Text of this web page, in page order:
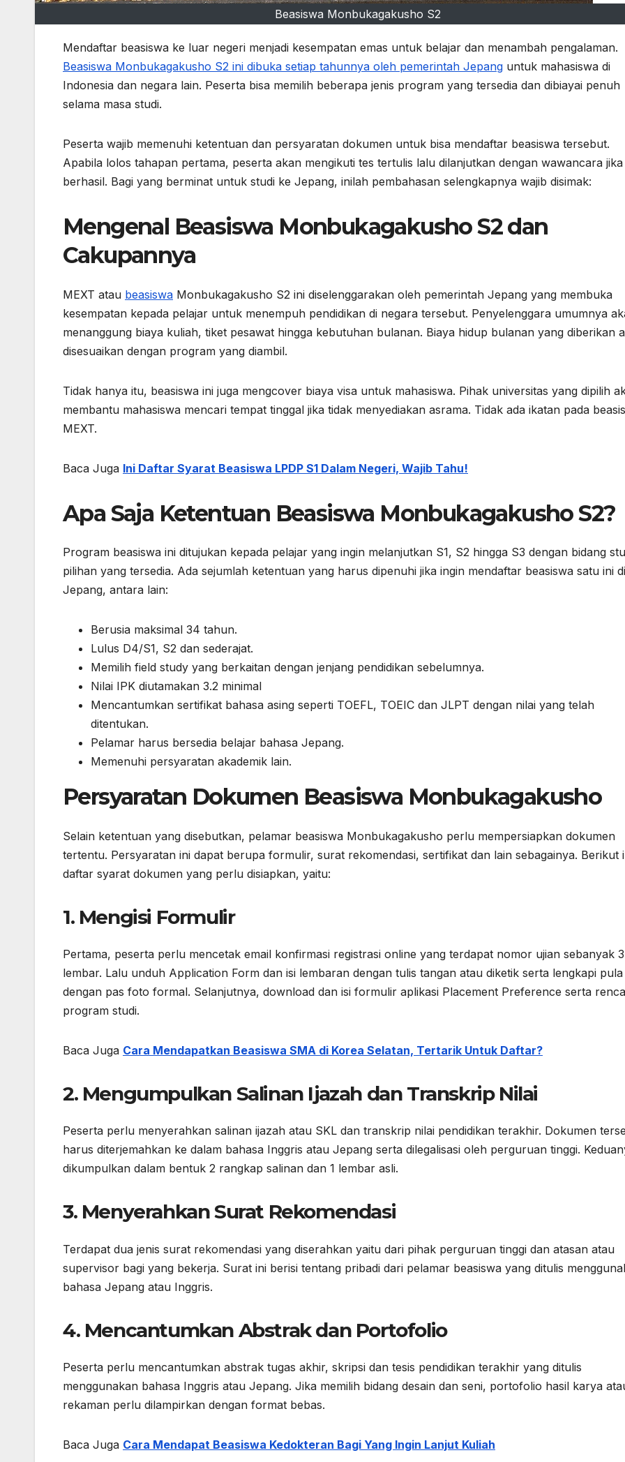
Beasiswa Monbukagakusho S2
Mendaftar beasiswa ke luar negeri menjadi kesempatan emas untuk belajar dan menambah pengalaman.
Beasiswa Monbukagakusho S2 ini dibuka setiap tahunnya oleh pemerintah Jepang untuk mahasiswa di
Indonesia dan negara lain. Peserta bisa memilih beberapa jenis program yang tersedia dan dibiayai penuh
selama masa studi.
Peserta wajib memenuhi ketentuan dan persyaratan dokumen untuk bisa mendaftar beasiswa tersebut.
Apabila lolos tahapan pertama, peserta akan mengikuti tes tertulis lalu dilanjutkan dengan wawancara jika
berhasil. Bagi yang berminat untuk studi ke Jepang, inilah pembahasan selengkapnya wajib disimak:
Mengenal Beasiswa Monbukagakusho S2 dan
Cakupannya
MEXT atau beasiswa Monbukagakusho S2 ini diselenggarakan oleh pemerintah Jepang yang membuka
kesempatan kepada pelajar untuk menempuh pendidikan di negara tersebut. Penyelenggara umumnya
menanggung biaya kuliah, tiket pesawat hingga kebutuhan bulanan. Biaya hidup bulanan yang diberikan
disesuaikan dengan program yang diambil.
Tidak hanya itu, beasiswa ini juga mengcover biaya visa untuk mahasiswa. Pihak universitas yang dipilih
membantu mahasiswa mencari tempat tinggal jika tidak menyediakan asrama. Tidak ada ikatan pada
MEXT.
Baca Juga Ini Daftar Syarat Beasiswa LPDP S1 Dalam Negeri, Wajib Tahu!
Apa Saja Ketentuan Beasiswa Monbukagakusho S2?
Program beasiswa ini ditujukan kepada pelajar yang ingin melanjutkan S1, S2 hingga S3 dengan bidang
pilihan yang tersedia. Ada sejumlah ketentuan yang harus dipenuhi jika ingin mendaftar beasiswa satu ini di
Jepang, antara lain:
Berusia maksimal 34 tahun.
Lulus D4/S1, S2 dan sederajat.
Memilih field study yang berkaitan dengan jenjang pendidikan sebelumnya.
Nilai IPK diutamakan 3.2 minimal
Mencantumkan sertifikat bahasa asing seperti TOEFL, TOEIC dan JLPT dengan nilai yang telah
ditentukan.
Pelamar harus bersedia belajar bahasa Jepang.
Memenuhi persyaratan akademik lain.
Persyaratan Dokumen Beasiswa Monbukagakusho
Selain ketentuan yang disebutkan, pelamar beasiswa Monbukagakusho perlu mempersiapkan dokumen
tertentu. Persyaratan ini dapat berupa formulir, surat rekomendasi, sertifikat dan lain sebagainya. Berikut
daftar syarat dokumen yang perlu disiapkan, yaitu:
1. Mengisi Formulir
Pertama, peserta perlu mencetak email konfirmasi registrasi online yang terdapat nomor ujian sebanyak 3
lembar. Lalu unduh Application Form dan isi lembaran dengan tulis tangan atau diketik serta lengkapi pula
dengan pas foto formal. Selanjutnya, download dan isi formulir aplikasi Placement Preference serta
program studi.
Baca Juga Cara Mendapatkan Beasiswa SMA di Korea Selatan, Tertarik Untuk Daftar?
2. Mengumpulkan Salinan Ijazah dan Transkrip Nilai
Peserta perlu menyerahkan salinan ijazah atau SKL dan transkrip nilai pendidikan terakhir. Dokumen
harus diterjemahkan ke dalam bahasa Inggris atau Jepang serta dilegalisasi oleh perguruan tinggi.
dikumpulkan dalam bentuk 2 rangkap salinan dan 1 lembar asli.
3. Menyerahkan Surat Rekomendasi
Terdapat dua jenis surat rekomendasi yang diserahkan yaitu dari pihak perguruan tinggi dan atasan atau
supervisor bagi yang bekerja. Surat ini berisi tentang pribadi dari pelamar beasiswa yang ditulis
bahasa Jepang atau Inggris.
4. Mencantumkan Abstrak dan Portofolio
Peserta perlu mencantumkan abstrak tugas akhir, skripsi dan tesis pendidikan terakhir yang ditulis
menggunakan bahasa Inggris atau Jepang. Jika memilih bidang desain dan seni, portofolio hasil karya
rekaman perlu dilampirkan dengan format bebas.
Baca Juga Cara Mendapat Beasiswa Kedokteran Bagi Yang Ingin Lanjut Kuliah